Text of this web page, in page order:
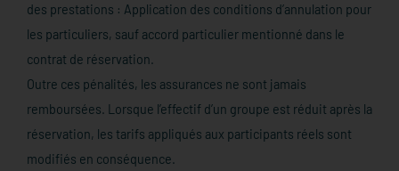
des prestations : Application des conditions d’annulation pour
les particuliers, sauf accord particulier mentionné dans le
contrat de réservation.
Outre ces pénalités, les assurances ne sont jamais
remboursées. Lorsque l’effectif d’un groupe est réduit après la
réservation, les tarifs appliqués aux participants réels sont
modifiés en conséquence.